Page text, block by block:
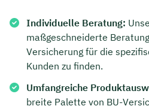
Individuelle Beratung:
maßgeschneiderte
Versicherung für die
Kunden zu finden.
Umfangreiche
breite Palette von BU-